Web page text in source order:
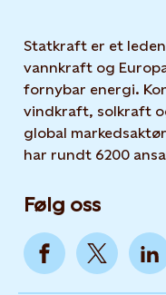
Statkraft er et
vannkraft og
fornybar energi.
vindkraft, solkraft
global
har rundt 6200
Følg oss